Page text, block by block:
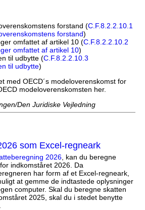
forstand (C.F.8.2.2.10.1
forstand)
omfattet af artikel 10 (C.F.8.2.2.10.2
omfattet af artikel 10)
til udbytte (C.F.8.2.2.10.3
til udbytte)
med OECD´s modeloverenskomst for
modeloverenskomsten her.
Den Juridiske Vejledning
som Excel-regneark
2026, kan du beregne
indkomståret 2026. Da
har form af et Excel-regneark,
at gemme de indtastede oplysninger
computer. Skal du beregne skatten
2025, skal du i stedet benytte